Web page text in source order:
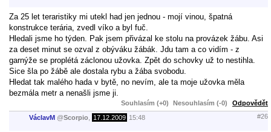
Za 25 let teraristiky mi utekl had jen jednou - mojí vinou, špatná
konstrukce terária, zvedl víko a byl fuč.
Hledali jsme ho týden. Pak jsem přivázal ke stolu na provázek žábu. Asi
za deset minut se ozval z obýváku žábák. Jdu tam a co vidím - z
garnýže se proplétá záclonou užovka. Zpět do schovky už to nestihla.
Sice šla po žábě ale dostala rybu a žába svobodu.
Hledat tak malého hada v bytě, no nevím, ale ta moje užovka měla
bezmála metr a nenašli jsme ji.
Souhlasím (+0) Nesouhlasím (-0) Odpovědět
VáclavM @Scorpio 17.12.2009 15:48 #26